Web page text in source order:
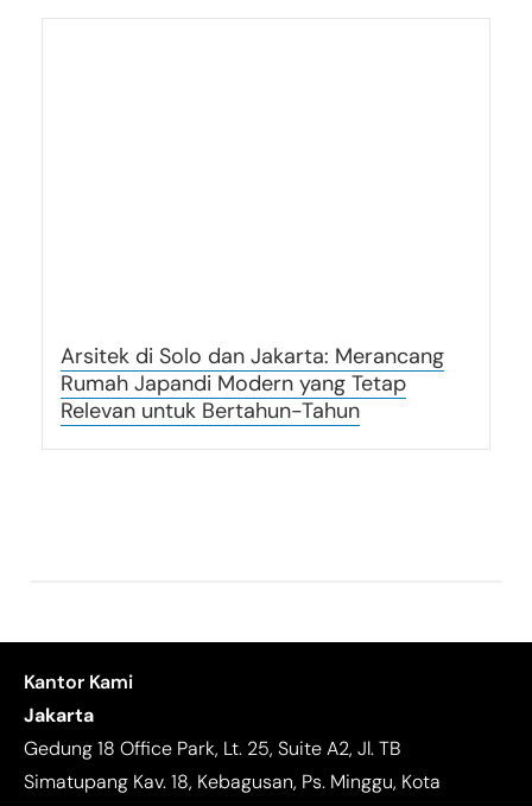
Arsitek di Solo dan Jakarta: Merancang
Rumah Japandi Modern yang Tetap
Relevan untuk Bertahun-Tahun
Kantor Kami
Jakarta
Gedung 18 Office Park, Lt. 25, Suite A2, Jl. TB
Simatupang Kav. 18, Kebagusan, Ps. Minggu, Kota